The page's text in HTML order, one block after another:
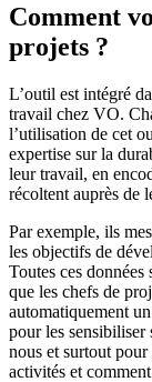
Comment
projets ?
L’outil est intégré
travail chez VO.
l’utilisation de cet
expertise sur la
leur travail, en
récoltent auprès de
Par exemple, ils
les objectifs de
Toutes ces
que les chefs de
automatiquement
pour les sensibiliser
nous et surtout
activités et